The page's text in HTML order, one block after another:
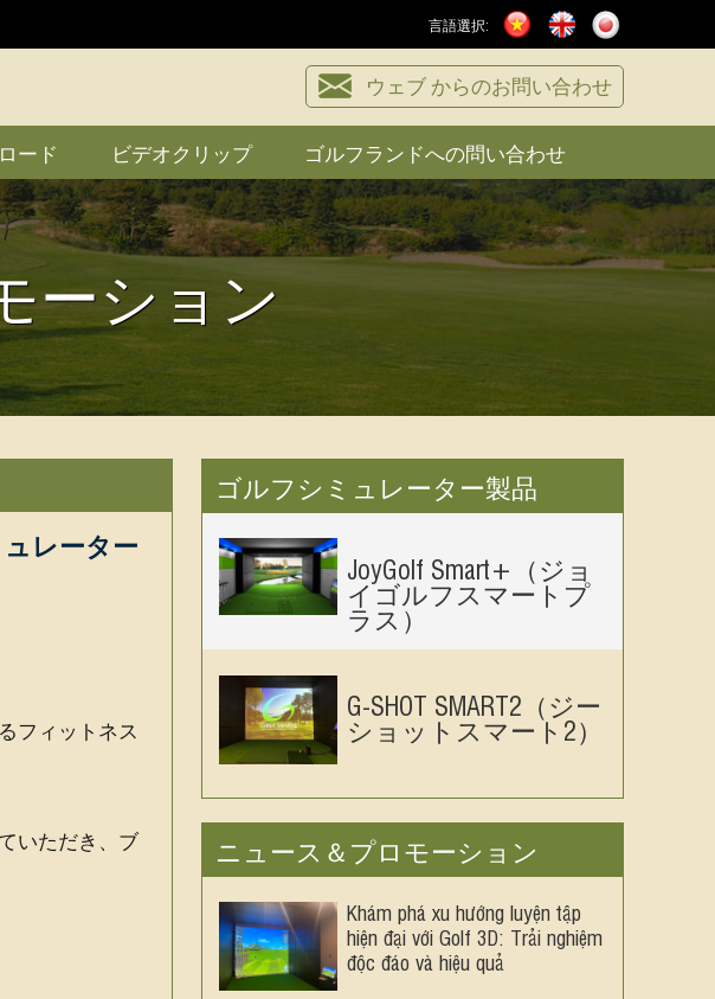
言語選択:
ウェブ からのお問い合わせ
ード ビデオクリップ ゴルフランドへの問い合わせ
ーション
レーター
フィットネス
いただき、ブ
ゴルフシミュレーター製品
JoyGolf Smart+（ジョ
イゴルフスマートプ
ラス）
G-SHOT SMART2（ジー
ショットスマート2）
ニュース＆プロモーション
Khám phá xu hướng luyện tập
hiện đại với Golf 3D: Trải nghiệm
độc đáo và hiệu quả